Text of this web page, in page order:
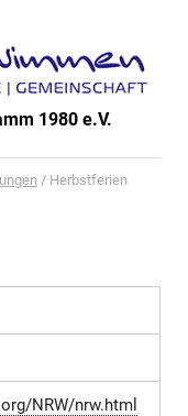
1980 e.V.
/ Herbstferien
NRW/nrw.html